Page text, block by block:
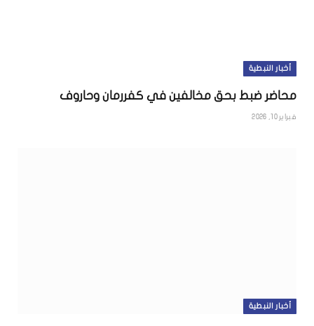
أخبار النبطية
محاضر ضبط بحق مخالفين في كفررمان وحاروف
فبراير 10, 2026
أخبار النبطية